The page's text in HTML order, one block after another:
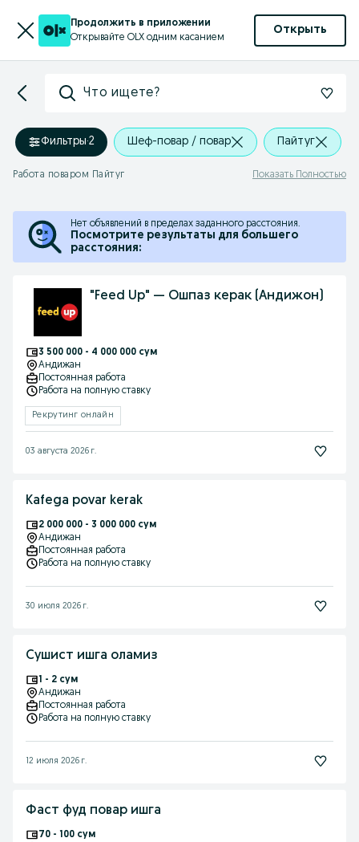
Продолжить в приложении
Открывайте OLX одним касанием
Открыть
Что ищете?
Фильтры·2 Шеф-повар / повар Пайтуг
Работа поваром Пайтуг Показать Полностью
Нет объявлений в пределах заданного расстояния.
Посмотрите результаты для большего
расстояния:
"Feed Up" — Ошпаз керак (Андижон)
3 500 000 - 4 000 000 сум
Андижан
Постоянная работа
Работа на полную ставку
Рекрутинг онлайн
03 августа 2026 г.
Kafega povar kerak
2 000 000 - 3 000 000 сум
Андижан
Постоянная работа
Работа на полную ставку
30 июля 2026 г.
Сушист ишга оламиз
1 - 2 сум
Андижан
Постоянная работа
Работа на полную ставку
12 июля 2026 г.
Фаст фуд повар ишга
70 - 100 сум